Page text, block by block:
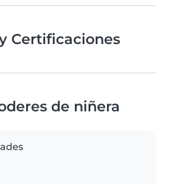
Certificaciones
de niñera